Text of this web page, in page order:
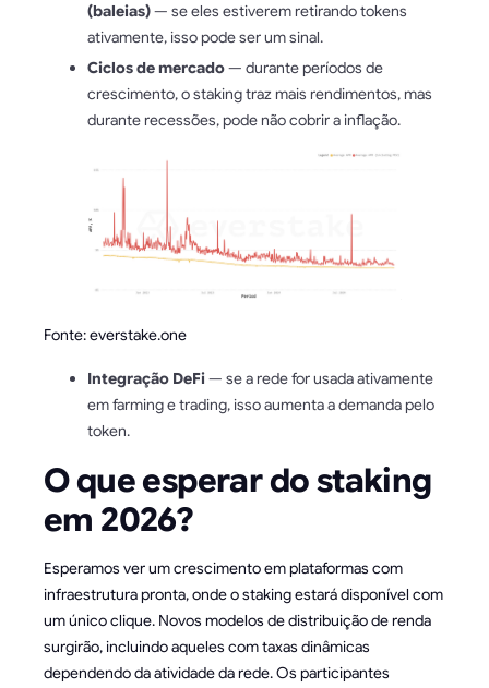
(baleias)— se eles estiverem retirando tokens
ativamente, isso pode ser um sinal.
Ciclos de mercado— durante períodos de
crescimento, o staking traz mais rendimentos, mas
durante recessões, pode não cobrir a inflação.
Fonte: everstake.one
Integração DeFi— se a rede for usada ativamente
em farming e trading, isso aumenta a demanda pelo
token.
O que esperar do staking
em 2026?
Esperamos ver um crescimento em plataformas com
infraestrutura pronta, onde o staking estará disponível com
um único clique. Novos modelos de distribuição de renda
surgirão, incluindo aqueles com taxas dinâmicas
dependendo da atividade da rede. Os participantes